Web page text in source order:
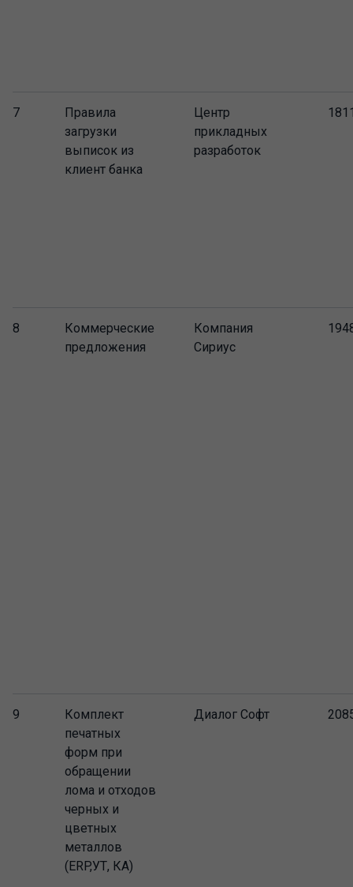
7
Правила
загрузки
выписок из
клиент банка
Центр
прикладных
разработок
8
Коммерческие
предложения
Компания
Сириус
9
Комплект
печатных
форм при
обращении
лома и отходов
черных и
цветных
металлов
(ERP,УТ, КА)
Диалог Софт